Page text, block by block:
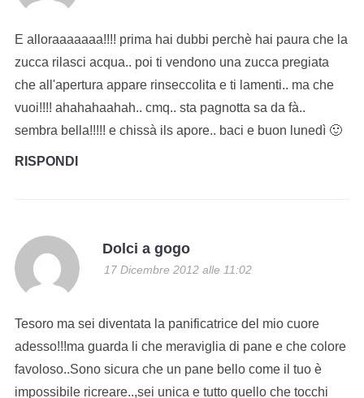
E alloraaaaaaa!!!! prima hai dubbi perchè hai paura che la
zucca rilasci acqua.. poi ti vendono una zucca pregiata
che all'apertura appare rinseccolita e ti lamenti.. ma che
vuoi!!!! ahahahaahah.. cmq.. sta pagnotta sa da fà..
sembra bella!!!!! e chissà ils apore.. baci e buon lunedì 🙂
RISPONDI
Dolci a gogo
17 Dicembre 2012 alle 11:02
Tesoro ma sei diventata la panificatrice del mio cuore
adesso!!!ma guarda li che meraviglia di pane e che colore
favoloso..Sono sicura che un pane bello come il tuo è
impossibile ricreare..,sei unica e tutto quello che tocchi